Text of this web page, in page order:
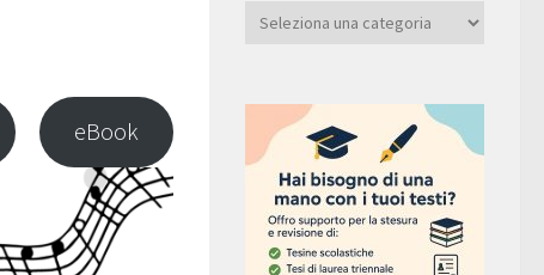
eBook
Categoria